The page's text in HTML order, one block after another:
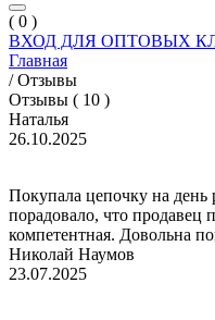
( 0 )
ВХОД ДЛЯ ОПТОВЫХ
Главная
/ Отзывы
Отзывы ( 10 )
Наталья
26.10.2025
Покупала цепочку на день
порадовало, что продавец
компетентная. Довольна
Николай Наумов
23.07.2025